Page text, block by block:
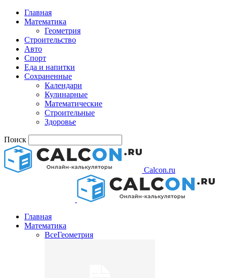
Главная
Математика
Геометрия
Строительство
Авто
Спорт
Еда и напитки
Сохраненные
Календари
Кулинарные
Математические
Строительные
Здоровье
Поиск
Calcon.ru
Главная
Математика
ВсеГеометрия